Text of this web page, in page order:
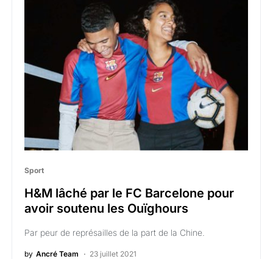
Sport
H&M lâché par le FC Barcelone pour
avoir soutenu les Ouïghours
Par peur de représailles de la part de la Chine.
by Ancré Team 23 juillet 2021